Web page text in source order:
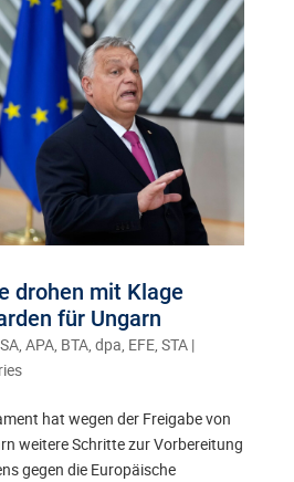
drohen mit Klage
für Ungarn
APA, BTA, dpa, EFE, STA|
hat wegen der Freigabe von
weitere Schritte zur Vorbereitung
gegen die Europäische